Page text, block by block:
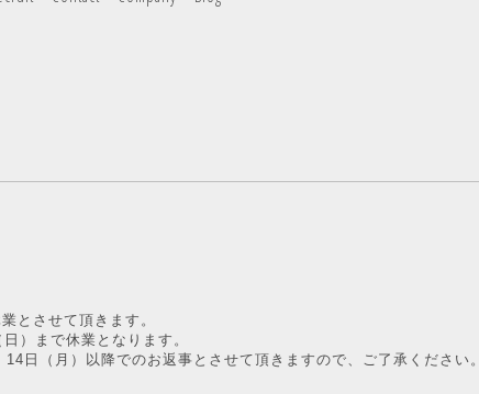
とさせて頂きます。
）まで休業となります。
日（月）以降でのお返事とさせて頂きますので、ご了承ください。